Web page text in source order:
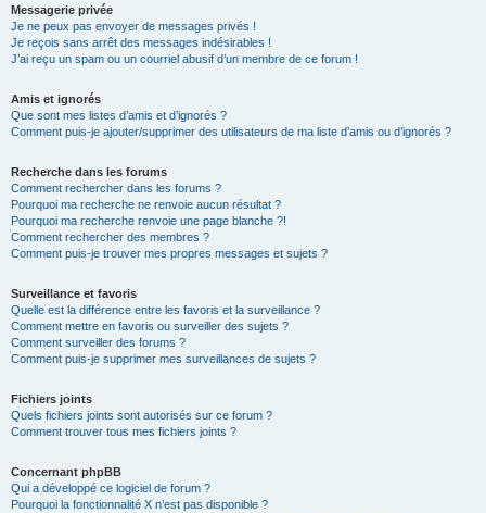
Messagerie privée
Je ne peux pas envoyer de messages privés !
Je reçois sans arrêt des messages indésirables !
J’ai reçu un spam ou un courriel abusif d’un membre de ce forum !
Amis et ignorés
Que sont mes listes d’amis et d’ignorés ?
Comment puis-je ajouter/supprimer des utilisateurs de ma liste d’amis ou d’ignorés ?
Recherche dans les forums
Comment rechercher dans les forums ?
Pourquoi ma recherche ne renvoie aucun résultat ?
Pourquoi ma recherche renvoie une page blanche ?!
Comment rechercher des membres ?
Comment puis-je trouver mes propres messages et sujets ?
Surveillance et favoris
Quelle est la différence entre les favoris et la surveillance ?
Comment mettre en favoris ou surveiller des sujets ?
Comment surveiller des forums ?
Comment puis-je supprimer mes surveillances de sujets ?
Fichiers joints
Quels fichiers joints sont autorisés sur ce forum ?
Comment trouver tous mes fichiers joints ?
Concernant phpBB
Qui a développé ce logiciel de forum ?
Pourquoi la fonctionnalité X n’est pas disponible ?